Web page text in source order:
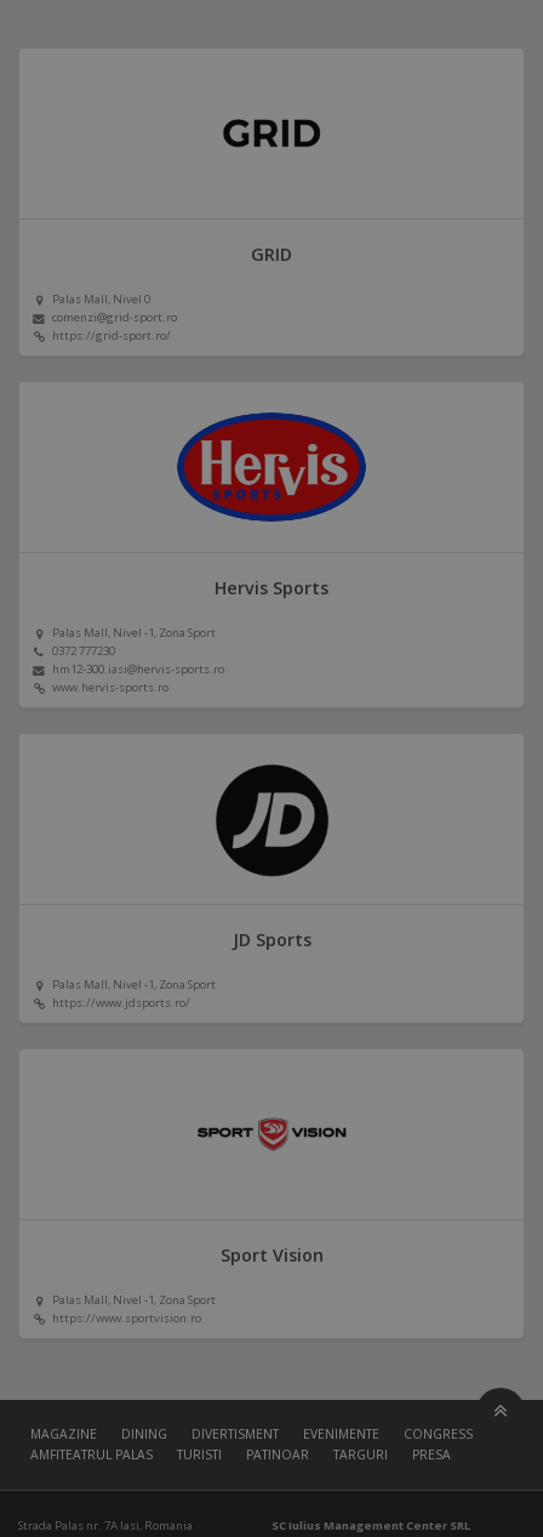
GRID
Palas Mall, Nivel 0
comenzi@grid-sport.ro
https://grid-sport.ro/
Hervis Sports
Palas Mall, Nivel -1, Zona Sport
0372 777230
hm12-300.iasi@hervis-sports.ro
www.hervis-sports.ro
JD Sports
Palas Mall, Nivel -1, Zona Sport
https://www.jdsports.ro/
Sport Vision
Palas Mall, Nivel -1, Zona Sport
https://www.sportvision.ro
MAGAZINE DINING DIVERTISMENT EVENIMENTE
CONGRESS HALL
AMFITEATRUL PALAS
TURISTI PATINOAR TARGURI PRESA
Strada Palas nr. 7A Iasi, Romania
SC Iulius Management Center SRL